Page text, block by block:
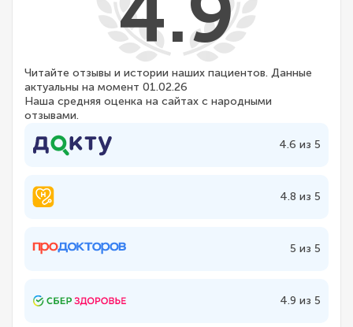
Читайте отзывы и истории наших пациентов. Данные
актуальны на момент 01.02.26
Наша средняя оценка на сайтах с народными
отзывами.
4.6 из 5
4.8 из 5
5 из 5
4.9 из 5